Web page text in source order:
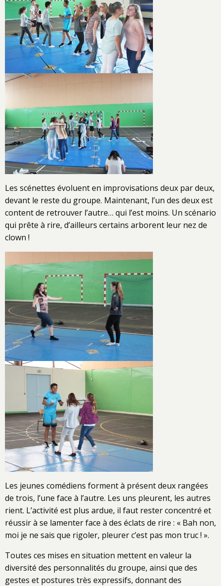
Les scénettes évoluent en improvisations deux par deux,
devant le reste du groupe. Maintenant, l’un des deux est
content de retrouver l’autre… qui l’est moins. Un scénario
qui prête à rire, d’ailleurs certains arborent leur nez de
clown !
Les jeunes comédiens forment à présent deux rangées
de trois, l’une face à l’autre. Les uns pleurent, les autres
rient. L’activité est plus ardue, il faut rester concentré et
réussir à se lamenter face à des éclats de rire : « Bah non,
moi je ne sais que rigoler, pleurer c’est pas mon truc ! ».
Toutes ces mises en situation mettent en valeur la
diversité des personnalités du groupe, ainsi que des
gestes et postures très expressifs, donnant des